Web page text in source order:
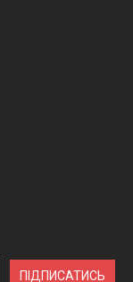
ПІДПИСАТИСЬ